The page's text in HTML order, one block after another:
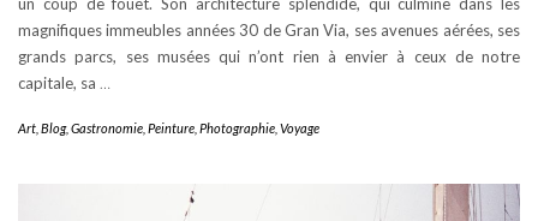
magnifiques immeubles années 30 de Gran Via, ses avenues aérées, ses
grands parcs, ses musées qui n’ont rien à envier à ceux de notre
capitale, sa …
Art Blog, Gastronomie Peinture Photographie Voyage